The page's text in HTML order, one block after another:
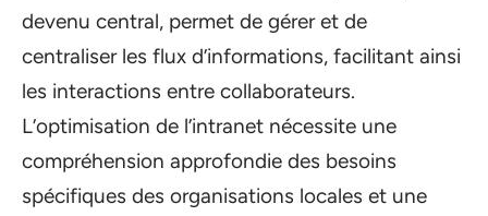
devenu central, permet de gérer et de
centraliser les flux d’informations, facilitant ainsi
les interactions entre collaborateurs.
L’optimisation de l’intranet nécessite une
compréhension approfondie des besoins
spécifiques des organisations locales et une